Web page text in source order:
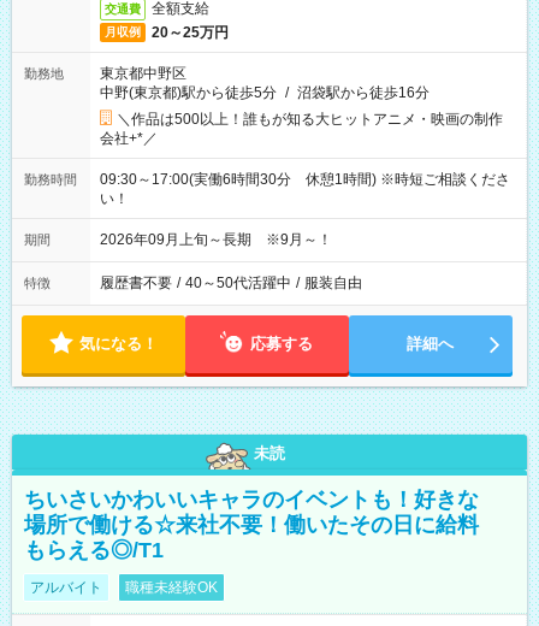
交通費 全額支給
月収例 20～25万円
勤務地
東京都中野区
中野(東京都)駅から徒歩5分 / 沼袋駅から徒歩16分
＼作品は500以上！誰もが知る大ヒットアニメ・映画の制作
会社+*／
勤務時間
09:30～17:00(実働6時間30分 休憩1時間) ※時短ご相談くださ
い！
期間 2026年09月上旬～長期 ※9月～！
特徴 履歴書不要 / 40～50代活躍中 / 服装自由
気になる！ 応募する 詳細へ
未読
ちいさいかわいいキャラのイベントも！好きな
場所で働ける☆来社不要！働いたその日に給料
もらえる◎/T1
アルバイト 職種未経験OK